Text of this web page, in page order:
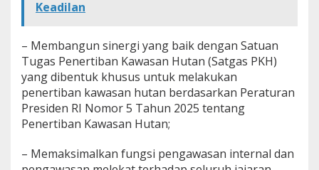
Keadilan
– Membangun sinergi yang baik dengan Satuan
Tugas Penertiban Kawasan Hutan (Satgas PKH)
yang dibentuk khusus untuk melakukan
penertiban kawasan hutan berdasarkan Peraturan
Presiden RI Nomor 5 Tahun 2025 tentang
Penertiban Kawasan Hutan;
– Memaksimalkan fungsi pengawasan internal dan